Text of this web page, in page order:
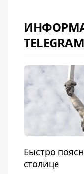
TELEGRAM
Быстро
столице